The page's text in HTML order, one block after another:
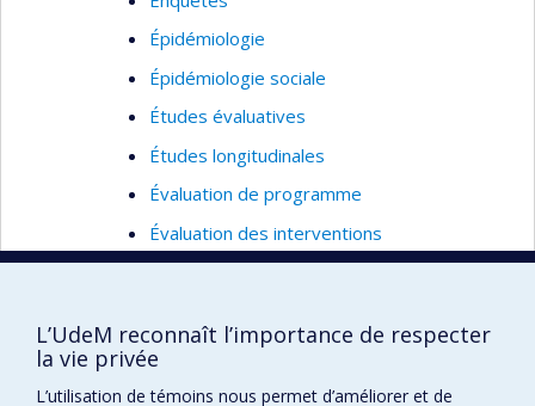
Épidémiologie
Épidémiologie sociale
Études évaluatives
Études longitudinales
Évaluation de programme
Évaluation des interventions
populationnelles
Inégalités sociales
L’UdeM reconnaît l’importance de respecter
la vie privée
L’utilisation de témoins nous permet d’améliorer et de